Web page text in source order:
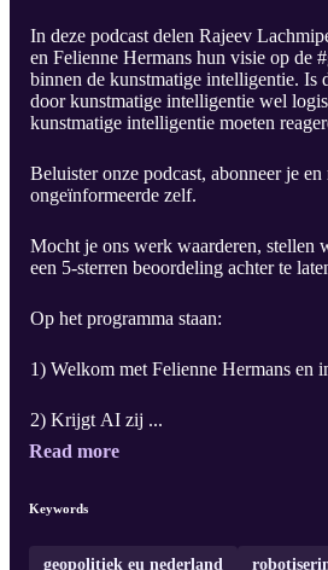
In deze podcast delen Rajeev
en Felienne Hermans hun visie op de
binnen de kunstmatige intelligentie. Is
door kunstmatige intelligentie wel
kunstmatige intelligentie moeten
Beluister onze podcast, abonneer je
ongeïnformeerde zelf.
Mocht je ons werk waarderen, stellen
een 5-sterren beoordeling achter te
Op het programma staan:
1) Welkom met Felienne Hermans en
2) Krijgt AI zij ...
Read more
Keywords
geopolitiek eu nederland